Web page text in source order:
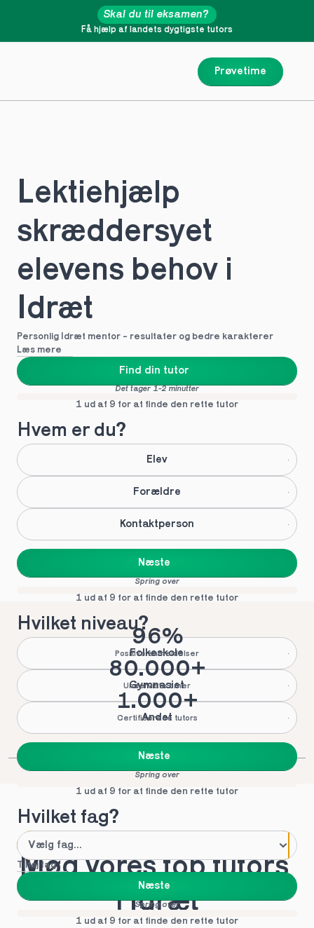
Prøvetime
Få hjælp af landets dygtigste tutors
Skal du til eksamen?
Lektiehjælp
skræddersyet
elevens behov i
Idræt
Personlig Idræt mentor - resultater og bedre karakterer
Læs mere
Find din tutor
Det tager 1-2 minutter
1 ud af 9 for at finde den rette tutor
Hvem er du?
Elev
Forældre
Kontaktperson
Næste
Spring over
1 ud af 9 for at finde den rette tutor
Hvilket niveau?
Folkeskole
Gymnasiet
Andet
Næste
Spring over
1 ud af 9 for at finde den rette tutor
Hvilket fag?
Tilføj fag
Næste
Spring over
1 ud af 9 for at finde den rette tutor
96%
Positive anmeldelser
80.000+
Underviste timer
1.000+
Certificerede tutors
Mød vores top tutors
i Idræt